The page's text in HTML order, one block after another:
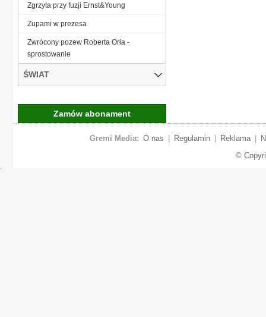
Zgrzyta przy fuzji Ernst&Young
Zupami w prezesa
Zwrócony pozew Roberta Orła -
sprostowanie
ŚWIAT
Zamów abonament
Gremi Media: O nas Regulamin Reklama
©